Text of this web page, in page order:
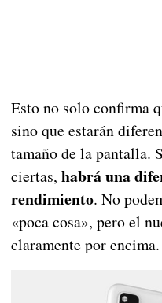
Esto no solo confirma
sino que estarán
tamaño de la pantalla.
ciertas, habrá una
rendimiento. No
«poca cosa», pero el
claramente por encima.